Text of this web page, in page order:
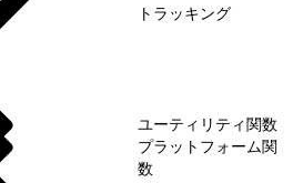
トラッキング
ユーティリティ関数
プラットフォーム関
数